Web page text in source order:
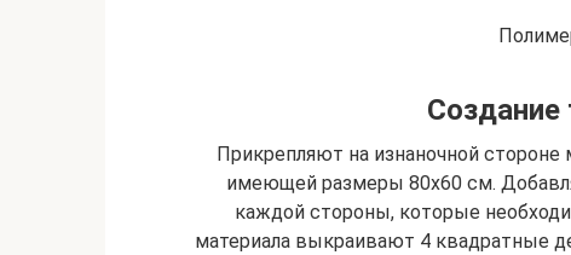
Создание
Прикрепляют на изнаночной стороне
имеющей размеры 80х60 см.
каждой стороны, которые
материала выкраивают 4 квадратные